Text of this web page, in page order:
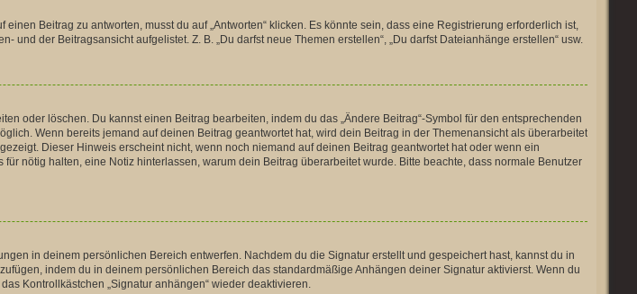
Beitrag zu antworten, musst du auf „Antworten“ klicken. Es könnte sein, dass eine Registrierung erforderlich ist,
der Beitragsansicht aufgelistet. Z. B. „Du darfst neue Themen erstellen“, „Du darfst Dateianhänge erstellen“ usw.
oder löschen. Du kannst einen Beitrag bearbeiten, indem du das „Ändere Beitrag“-Symbol für den entsprechenden
Wenn bereits jemand auf deinen Beitrag geantwortet hat, wird dein Beitrag in der Themenansicht als überarbeitet
Dieser Hinweis erscheint nicht, wenn noch niemand auf deinen Beitrag geantwortet hat oder wenn ein
nötig halten, eine Notiz hinterlassen, warum dein Beitrag überarbeitet wurde. Bitte beachte, dass normale Benutzer
in deinem persönlichen Bereich entwerfen. Nachdem du die Signatur erstellt und gespeichert hast, kannst du in
indem du in deinem persönlichen Bereich das standardmäßige Anhängen deiner Signatur aktivierst. Wenn du
Kontrollkästchen „Signatur anhängen“ wieder deaktivieren.